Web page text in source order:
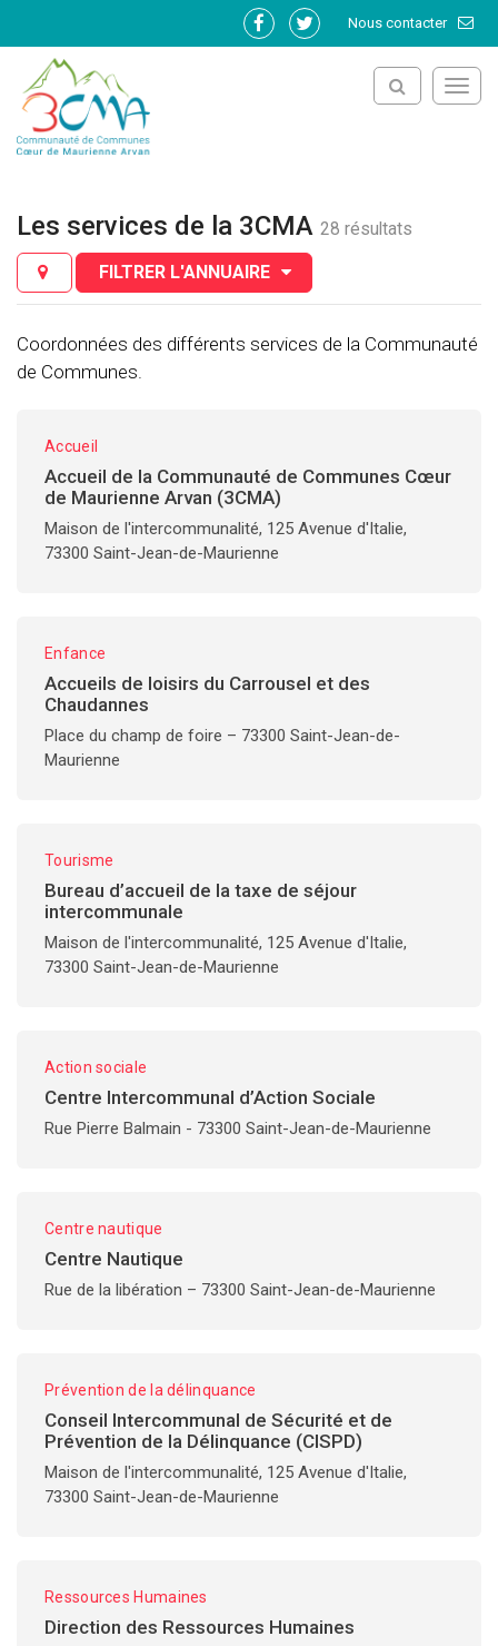
Nous contacter
Lien
Lien
Les services de la 3CMA 28 résultats
FILTRER L'ANNUAIRE
Coordonnées des différents services de la Communauté
de Communes.
Accueil
Accueil de la Communauté de Communes Cœur
de Maurienne Arvan (3CMA)
Maison de l'intercommunalité, 125 Avenue d'Italie,
73300 Saint-Jean-de-Maurienne
Enfance
Accueils de loisirs du Carrousel et des
Chaudannes
Place du champ de foire – 73300 Saint-Jean-de-
Maurienne
Tourisme
Bureau d’accueil de la taxe de séjour
intercommunale
Maison de l'intercommunalité, 125 Avenue d'Italie,
73300 Saint-Jean-de-Maurienne
Action sociale
Centre Intercommunal d’Action Sociale
Rue Pierre Balmain - 73300 Saint-Jean-de-Maurienne
Centre nautique
Centre Nautique
Rue de la libération – 73300 Saint-Jean-de-Maurienne
Prévention de la délinquance
Conseil Intercommunal de Sécurité et de
Prévention de la Délinquance (CISPD)
Maison de l'intercommunalité, 125 Avenue d'Italie,
73300 Saint-Jean-de-Maurienne
Ressources Humaines
Direction des Ressources Humaines